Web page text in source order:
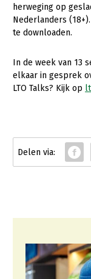
herweging op
Nederlanders
te downloaden.
In de week van 13
elkaar in gesprek
LTO Talks? Kijk op